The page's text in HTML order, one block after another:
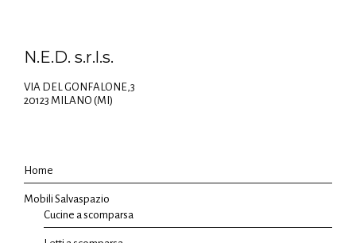
N.E.D. s.r.l.s.
VIA DEL GONFALONE,3
20123 MILANO (MI)
Home
Mobili Salvaspazio
Cucine a scomparsa